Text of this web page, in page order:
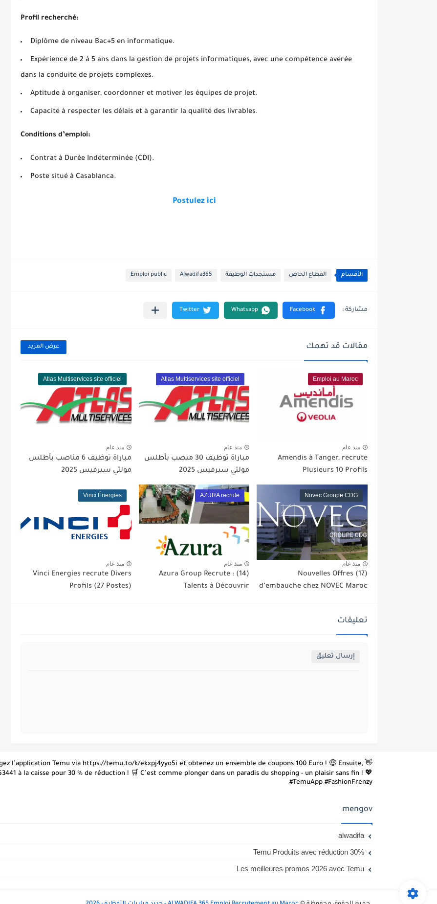
Profil recherché:
Diplôme de niveau Bac+5 en informatique.
Expérience de 2 à 5 ans dans la gestion de projets informatiques, avec une compétence avérée
dans la conduite de projets complexes.
Aptitude à organiser, coordonner et motiver les équipes de projet.
Capacité à respecter les délais et à garantir la qualité des livrables.
Conditions d’emploi:
Contrat à Durée Indéterminée (CDI).
Poste situé à Casablanca.
Postulez ici
الأقسام القطاع الخاص مستجدات الوظيفة Alwadifa365
Emploi public
مقالات قد تهمك عرض المزيد
Emploi au Maroc
منذ عام
Amendis à Tanger, recrute
Plusieurs 10 Profils
Atlas Multiservices site officiel
منذ عام
مباراة توظيف 30 منصب بأطلس
مولتي سيرفيس 2025
Atlas Multiservices site officiel
منذ عام
مباراة توظيف 6 مناصب بأطلس
مولتي سيرفيس 2025
Novec Groupe CDG
منذ عام
(17) Nouvelles Offres
d’embauche chez NOVEC Maroc
AZURA recrute
منذ عام
Azura Group Recrute : (14)
Talents à Découvrir
Vinci Énergies
منذ عام
Vinci Energies recrute Divers
Profils (27 Postes)
تعليقات
إرسال تعليق
l’application Temu via https://temu.to/k/ekxpj4yyo5i et obtenez un ensemble de coupons 100 Euro ! 🤑 Ensuite,
à la caisse pour 30 % de réduction ! 🛒 C’est comme plonger dans un paradis du shopping - un plaisir sans fin ! 💖
#TemuApp #FashionFrenzy
mengov
alwadifa
Temu Produits avec réduction 30%
Les meilleures promos 2026 avec Temu